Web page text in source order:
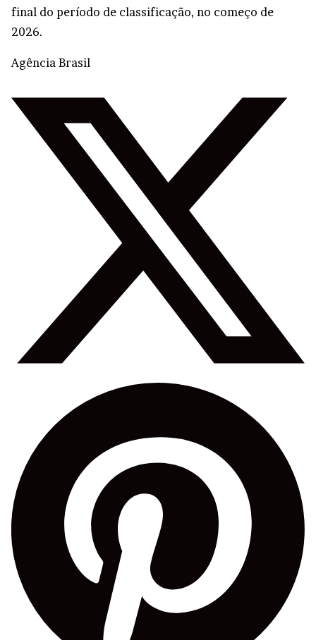
final do período de classificação, no começo de
2026.
Agência Brasil